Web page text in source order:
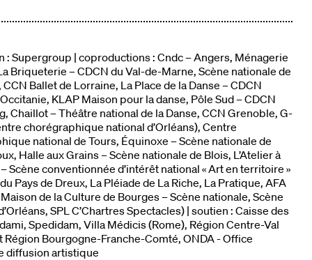
: Supergroup | coproductions : Cndc – Angers, Ménagerie
Briqueterie – CDCN du Val-de-Marne, Scène nationale de
CCN Ballet de Lorraine, La Place de la Danse – CDCN
KLAP Maison pour la danse, Pôle Sud – CDCN
Chaillot – Théâtre national de la Danse, CCN Grenoble, G-
chorégraphique national d’Orléans), Centre
national de Tours, Équinoxe – Scène nationale de
Halle aux Grains – Scène nationale de Blois, L’Atelier à
Scène conventionnée d’intérêt national « Art en territoire »
Pays de Dreux, La Pléiade de La Riche, La Pratique, AFA
Maison de la Culture de Bourges – Scène nationale, Scène
SPL C’Chartres Spectacles) | soutien : Caisse des
Spedidam, Villa Médicis (Rome), Région Centre-Val
Région Bourgogne-Franche-Comté, ONDA - Office
diffusion artistique